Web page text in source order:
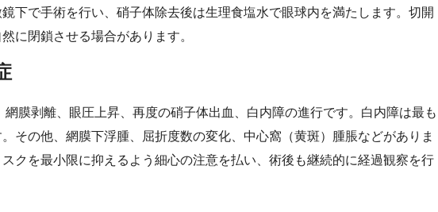
下で手術を行い、硝子体除去後は生理食塩水で眼球内を満たします。切開
に閉鎖させる場合があります。
網膜剥離、眼圧上昇、再度の硝子体出血、白内障の進行です。白内障は最も
その他、網膜下浮腫、屈折度数の変化、中心窩（黄斑）腫脹などがありま
クを最小限に抑えるよう細心の注意を払い、術後も継続的に経過観察を行